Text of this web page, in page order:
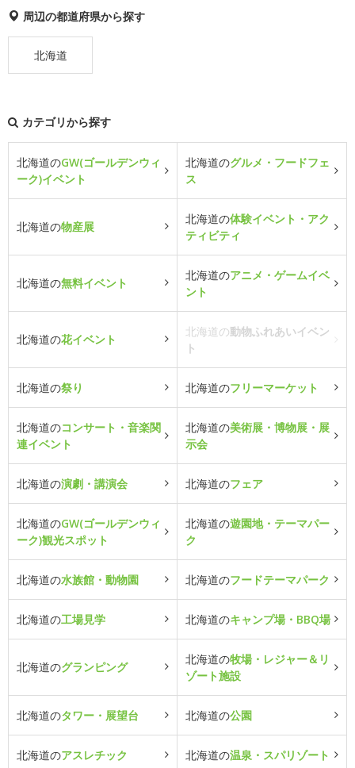
周辺の都道府県から探す
北海道
カテゴリから探す
北海道のGW(ゴールデンウィ
ーク)イベント
北海道のグルメ・フードフェ
ス
北海道の物産展
北海道の体験イベント・アク
ティビティ
北海道の無料イベント
北海道のアニメ・ゲームイベ
ント
北海道の花イベント
北海道の動物ふれあいイベン
ト
北海道の祭り 北海道のフリーマーケット
北海道のコンサート・音楽関
連イベント
北海道の美術展・博物展・展
示会
北海道の演劇・講演会 北海道のフェア
北海道のGW(ゴールデンウィ
ーク)観光スポット
北海道の遊園地・テーマパー
ク
北海道の水族館・動物園 北海道のフードテーマパーク
北海道の工場見学 北海道のキャンプ場・BBQ場
北海道のグランピング
北海道の牧場・レジャー＆リ
ゾート施設
北海道のタワー・展望台 北海道の公園
北海道のアスレチック 北海道の温泉・スパリゾート